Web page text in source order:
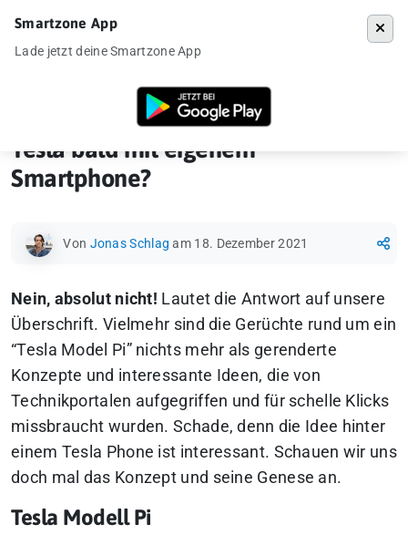
Tesla bald mit eigenem Smartphone?
Tesla bald mit eigenem
Smartphone?
Von Jonas Schlag am 18. Dezember 2021
Nein, absolut nicht! Lautet die Antwort auf unsere
Überschrift. Vielmehr sind die Gerüchte rund um ein
“Tesla Model Pi” nichts mehr als gerenderte
Konzepte und interessante Ideen, die von
Technikportalen aufgegriffen und für schelle Klicks
missbraucht wurden. Schade, denn die Idee hinter
einem Tesla Phone ist interessant. Schauen wir uns
doch mal das Konzept und seine Genese an.
Tesla Modell Pi
Smartzone App
Lade jetzt deine Smartzone App